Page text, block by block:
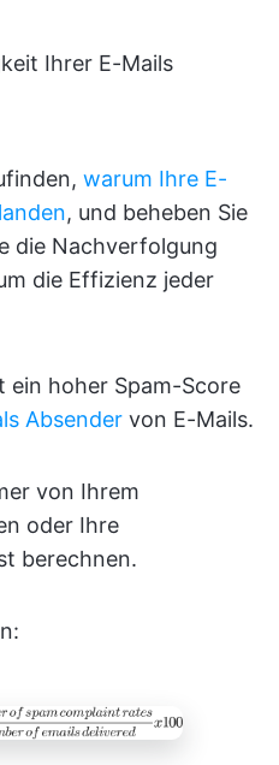
Ihrer E-Mails
warum Ihre E-
, und beheben Sie
die Nachverfolgung
die Effizienz jeder
ein hoher Spam-Score
Absender von E-Mails.
von Ihrem
oder Ihre
berechnen.